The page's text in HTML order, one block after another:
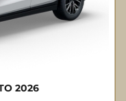
2026